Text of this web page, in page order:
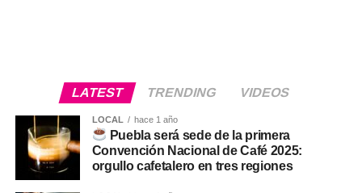
LATEST TRENDING VIDEOS
LOCAL hace 1 año
Puebla será sede de la primera
Convención Nacional de Café 2025:
orgullo cafetalero en tres regiones